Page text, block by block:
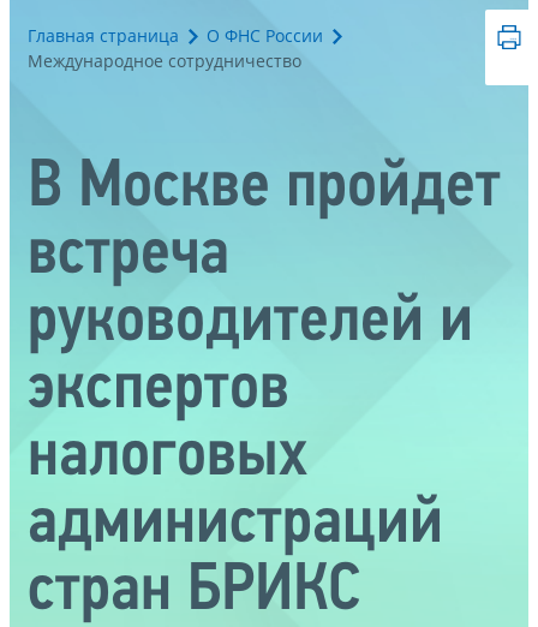
Главная страница
О ФНС России
Международное сотрудничество
В Москве пройдет
встреча
руководителей и
экспертов
налоговых
администраций
стран БРИКС